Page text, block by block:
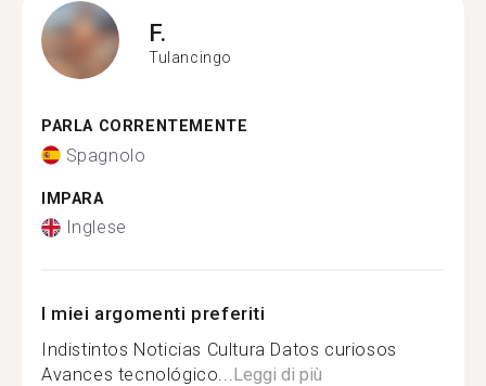
F.
Tulancingo
PARLA CORRENTEMENTE
Spagnolo
IMPARA
Inglese
I miei argomenti preferiti
Indistintos Noticias Cultura Datos curiosos
Avances tecnológico...Leggi di più